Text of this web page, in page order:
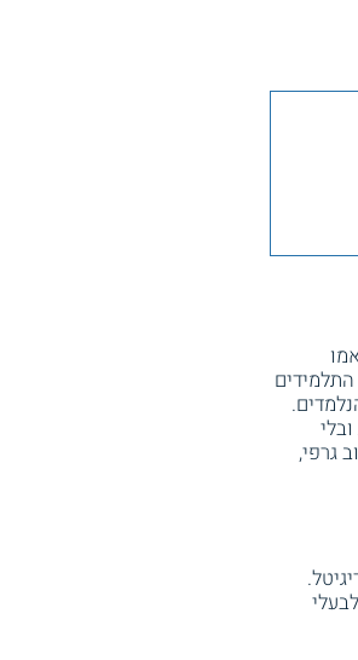
גרפי,